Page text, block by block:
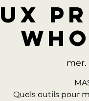
mer.
Quels outils pour